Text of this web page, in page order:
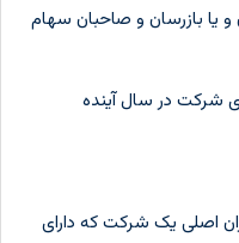
یا بازرسان و صاحبان سهام
شرکت در سال آینده
اصلی یک شرکت که دارای